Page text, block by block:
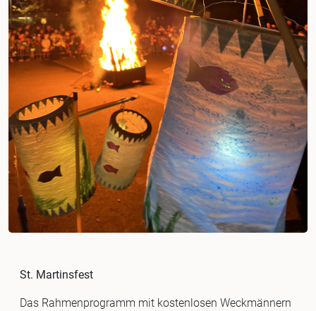
St. Martinsfest
Das Rahmenprogramm mit kostenlosen Weckmännern